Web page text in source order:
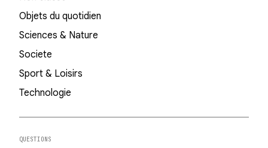
Objets du quotidien
Sciences & Nature
Societe
Sport & Loisirs
Technologie
QUESTIONS